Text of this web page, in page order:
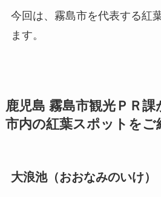
今回は、霧島市を代表する紅
ます。
鹿児島 霧島市観光ＰＲ
市内の紅葉スポットをご
大浪池（おおなみのいけ）